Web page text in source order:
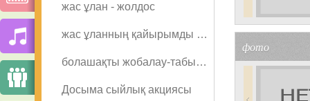
жас ұлан - жолдос
жас ұланның қайырымды қадамдары
болашақты жобалау-табысты жобалау
Досыма сыйлық акциясы
фото